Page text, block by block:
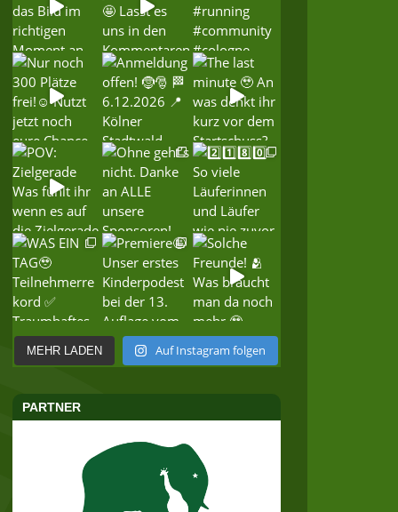
MEHR LADEN Auf Instagram folgen
PARTNER